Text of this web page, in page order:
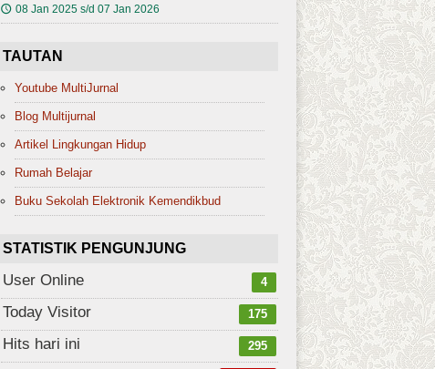
🕔 08 Jan 2025 s/d 07 Jan 2026
TAUTAN
Youtube MultiJurnal
Blog Multijurnal
Artikel Lingkungan Hidup
Rumah Belajar
Buku Sekolah Elektronik Kemendikbud
STATISTIK PENGUNJUNG
User Online 4
Today Visitor 175
Hits hari ini 295